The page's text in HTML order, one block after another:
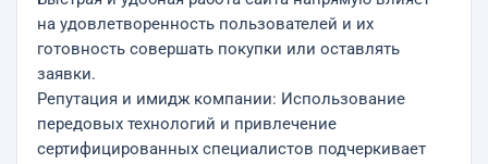
на удовлетворенность пользователей и их
готовность совершать покупки или оставлять
заявки.
Репутация и имидж компании: Использование
передовых технологий и привлечение
сертифицированных специалистов подчеркивает